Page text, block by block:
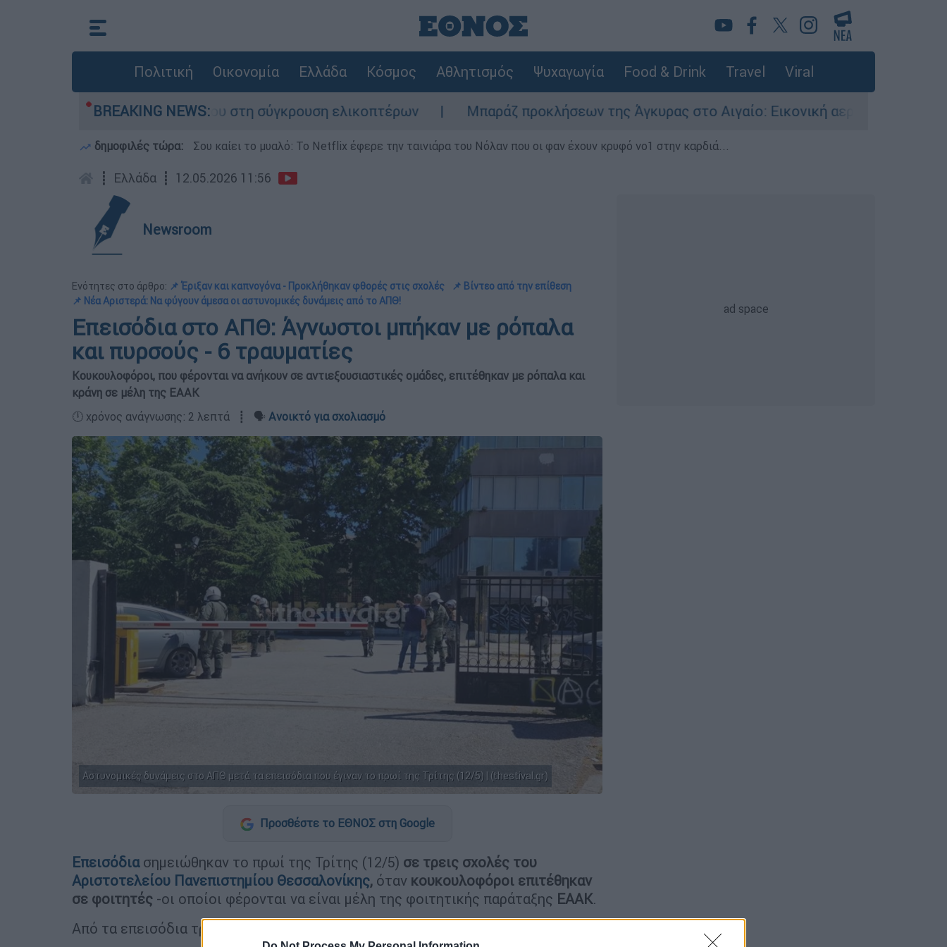
Πολιτική Οικονομία Ελλάδα Κόσμος Αθλητισμός Ψυχαγωγία Food & Drink Travel Viral
BREAKING NEWS:
έχασε τη ζωή του στη σύγκρουση ελικοπτέρων Μπαράζ προκλήσεων της Άγκυρας στο Αιγαίο: Εικονική αερομαχία ανάμεσα σε
δημοφιλές τώρα: Σου καίει το μυαλό: Το Netflix έφερε την ταινιάρα του Νόλαν που οι φαν έχουν κρυφό νο1 στην καρδιά...
┋ Ελλάδα ┋ 12.05.2026 11:56
Newsroom
Ενότητες στο άρθρο: 📌 Έριξαν και καπνογόνα - Προκλήθηκαν φθορές στις σχολές
📌 Βίντεο από την επίθεση
📌 Νέα Αριστερά: Να φύγουν άμεσα οι αστυνομικές δυνάμεις από το ΑΠΘ!
Επεισόδια στο ΑΠΘ: Άγνωστοι μπήκαν με ρόπαλα
και πυρσούς - 6 τραυματίες
Κουκουλοφόροι, που φέρονται να ανήκουν σε αντιεξουσιαστικές ομάδες, επιτέθηκαν με ρόπαλα και
κράνη σε μέλη της ΕΑΑΚ
🕛 χρόνος ανάγνωσης: 2 λεπτά ┋ 🗣️ Ανοικτό για σχολιασμό
Αστυνομικές δυνάμεις στο ΑΠΘ μετά τα επεισόδια που έγιναν το πρωί της Τρίτης (12/5) | (thestival.gr)
Προσθέστε το ΕΘΝΟΣ στη Google
Επεισόδιασημειώθηκαν το πρωί της Τρίτης (12/5) σε τρεις σχολές του
Αριστοτελείου Πανεπιστημίου Θεσσαλονίκης, όταν κουκουλοφόροι επιτέθηκαν
σε φοιτητές -οι οποίοι φέρονται να είναι μέλη της φοιτητικής παράταξης ΕΑΑΚ.
Από τα επεισόδια τραυματίστηκαν έξι άτομα, όπως μεταδίδει το